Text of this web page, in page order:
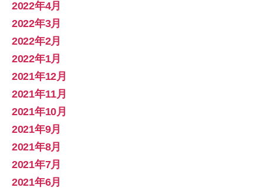
2022年4月
2022年3月
2022年2月
2022年1月
2021年12月
2021年11月
2021年10月
2021年9月
2021年8月
2021年7月
2021年6月